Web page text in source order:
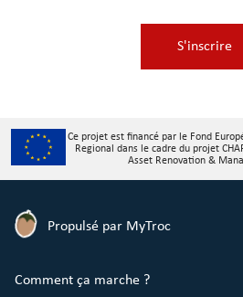
S'inscrire
Ce projet est financé par le Fond
Regional dans le cadre du projet
Asset Renovation &
Propulsé par MyTroc
Comment ça marche ?